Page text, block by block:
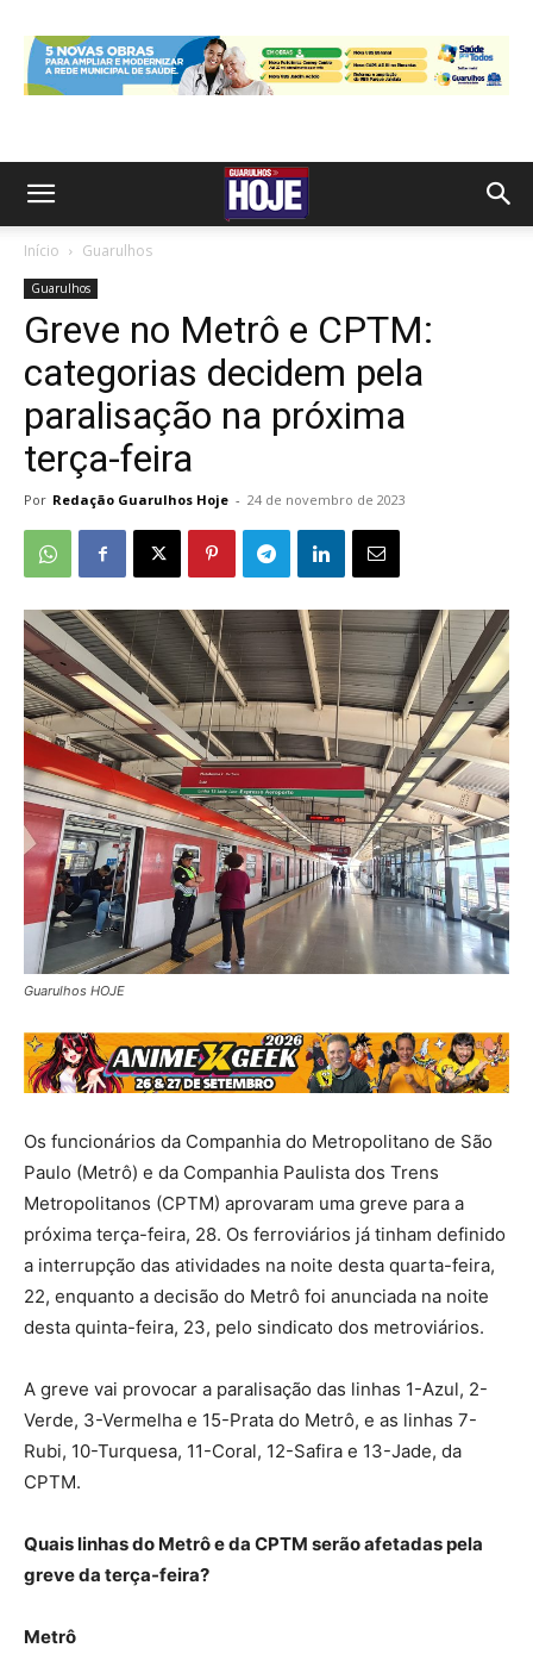
Início Guarulhos
Guarulhos
Greve no Metrô e CPTM:
categorias decidem pela
paralisação na próxima
terça-feira
Por Redação Guarulhos Hoje - 24 de novembro de 2023
Guarulhos HOJE
Os funcionários da Companhia do Metropolitano de São
Paulo (Metrô) e da Companhia Paulista dos Trens
Metropolitanos (CPTM) aprovaram uma greve para a
próxima terça-feira, 28. Os ferroviários já tinham definido
a interrupção das atividades na noite desta quarta-feira,
22, enquanto a decisão do Metrô foi anunciada na noite
desta quinta-feira, 23, pelo sindicato dos metroviários.
A greve vai provocar a paralisação das linhas 1-Azul, 2-
Verde, 3-Vermelha e 15-Prata do Metrô, e as linhas 7-
Rubi, 10-Turquesa, 11-Coral, 12-Safira e 13-Jade, da
CPTM.
Quais linhas do Metrô e da CPTM serão afetadas pela
greve da terça-feira?
Metrô